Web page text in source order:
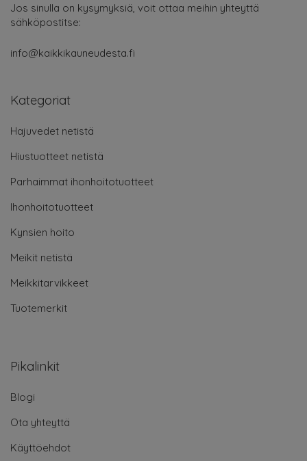
Jos sinulla on kysymyksiä, voit ottaa meihin yhteyttä
sähköpostitse:
info@kaikkikauneudesta.fi
Kategoriat
Hajuvedet netistä
Hiustuotteet netistä
Parhaimmat ihonhoitotuotteet
Ihonhoitotuotteet
Kynsien hoito
Meikit netistä
Meikkitarvikkeet
Tuotemerkit
Pikalinkit
Blogi
Ota yhteyttä
Käyttöehdot